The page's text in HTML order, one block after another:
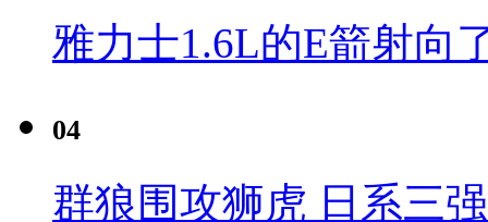
雅力士1.6L的E箭射向
04
群狼围攻狮虎 日系三